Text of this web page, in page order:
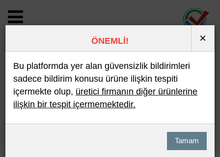
BİLDİRİM DETAYI
Son 10 Bildirim En Çok İncelenen
ÖNEMLİ! ×
Bu platformda yer alan güvensizlik bildirimleri
sadece bildirim konusu ürüne ilişkin tespiti
içermekte olup, üretici firmanın diğer ürünlerine
ilişkin bir tespit içermemektedir.
Tamam